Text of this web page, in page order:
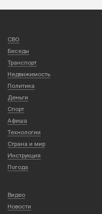
СВО
Беседы
Транспорт
Недвижимость
Политика
Деньги
Спорт
Афиша
Технологии
Страна и мир
Инструкция
Погода
Видео
Новости